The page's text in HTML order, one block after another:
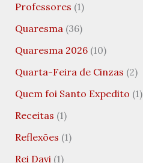
Professores (1)
Quaresma(36)
Quaresma 2026(10)
Quarta-Feira de Cinzas (2)
Quem foi Santo Expedito (1)
Receitas (1)
Reflexões (1)
Rei Davi(1)